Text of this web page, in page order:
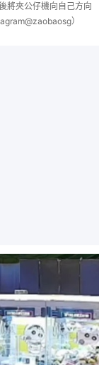
將夾公仔機向自己方向
）